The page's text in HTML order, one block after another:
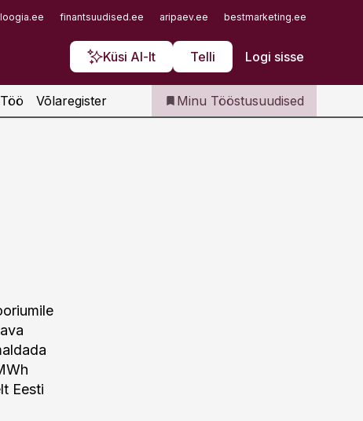
finantsuudised.ee aripaev.ee bestmarketing.ee
Küsi AI-lt Telli Logi sisse
Iseteenindus
Telli Tööstusuudised
Töö Võlaregister Minu Tööstusuudised
Eesti